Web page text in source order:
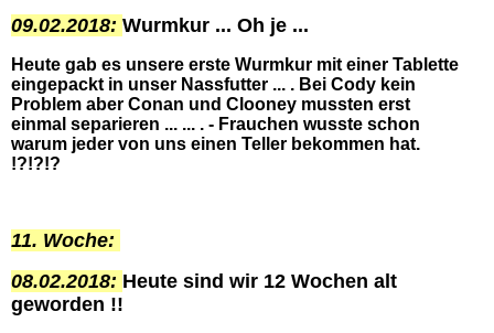
09.02.2018: Wurmkur ... Oh je ...
Heute gab es unsere erste Wurmkur mit einer Tablette
eingepackt in unser Nassfutter ... . Bei Cody kein
Problem aber Conan und Clooney mussten erst
einmal separieren ... ... . - Frauchen wusste schon
warum jeder von uns einen Teller bekommen hat.
!?!?!?
11. Woche:
08.02.2018: Heute sind wir 12 Wochen alt
geworden !!